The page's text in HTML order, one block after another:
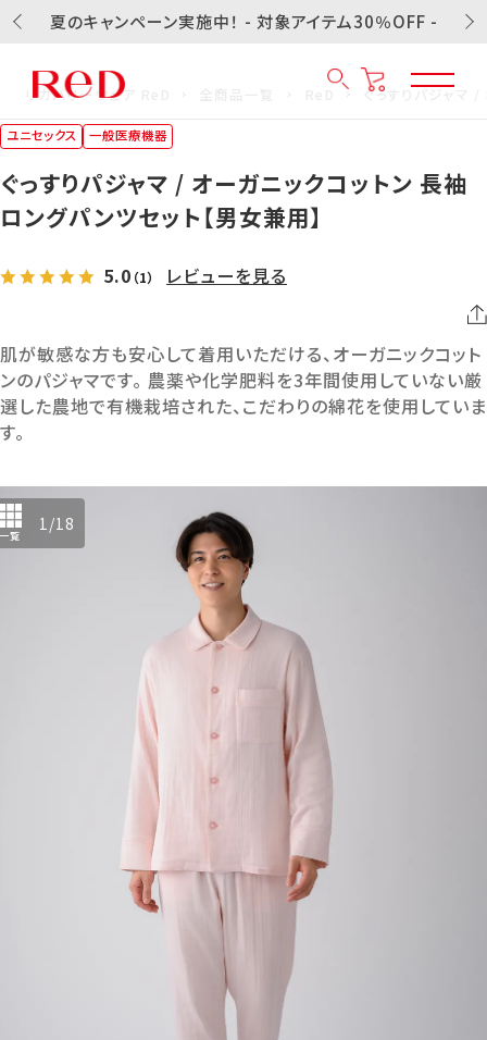
夏のキャンペーン実施中！ - 対象アイテム30％OFF -
リカバリーウェア ReD ぐっすりパジャマ
ユニセックス 一般医療機器
ぐっすりパジャマ / オーガニックコットン 長袖
ロングパンツセット【男女兼用】
5.0 （1） レビューを見る
肌が敏感な方も安心して着用いただける、オーガニックコット
ンのパジャマです。 農薬や化学肥料を3年間使用していない厳
選した農地で有機栽培された、こだわりの綿花を使用していま
す。
一覧
1/18